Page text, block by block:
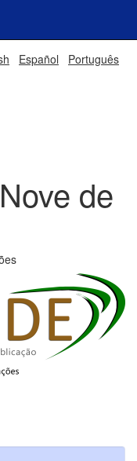
Español Português
de